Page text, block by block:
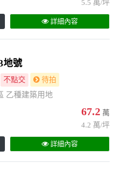
5.5 萬/坪
詳細內容
地號
不點交 待拍
乙種建築用地
67.2 萬
4.2 萬/坪
詳細內容